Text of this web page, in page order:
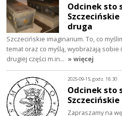
Odcinek sto
druga
Szczecińskie imaginarium. To, co
temat oraz co myślą, wyobrażają sobie
drugiej części m.in… » więcej
2025-09-15, godz. 18:30
Odcinek sto
Zapraszamy na